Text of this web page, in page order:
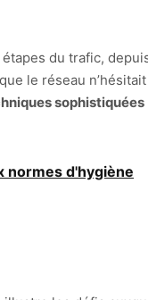
du trafic,
le réseau
sophistiquées
normes d'hygiène